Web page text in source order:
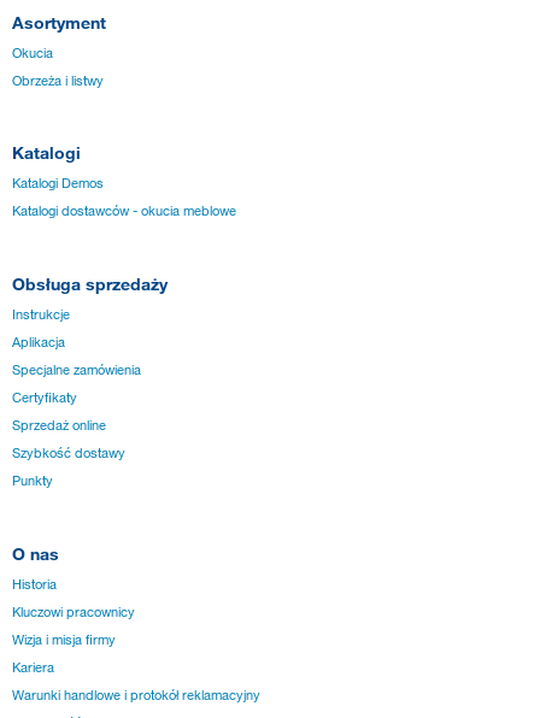
Asortyment
Okucia
Obrzeża i listwy
Katalogi
Katalogi Demos
Katalogi dostawców - okucia meblowe
Obsługa sprzedaży
Instrukcje
Aplikacja
Specjalne zamówienia
Certyfikaty
Sprzedaż online
Szybkość dostawy
Punkty
O nas
Historia
Kluczowi pracownicy
Wizja i misja firmy
Kariera
Warunki handlowe i protokół reklamacyjny